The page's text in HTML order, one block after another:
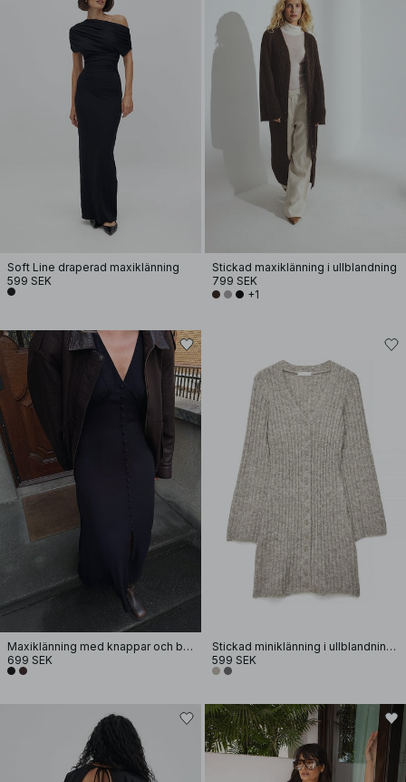
Soft Line draperad maxiklänning
599 SEK
Stickad maxiklänning i ullblandning
799 SEK
+1
Maxiklänning med knappar och ballongärmar
699 SEK
Stickad miniklänning i ullblandning med knappar
599 SEK